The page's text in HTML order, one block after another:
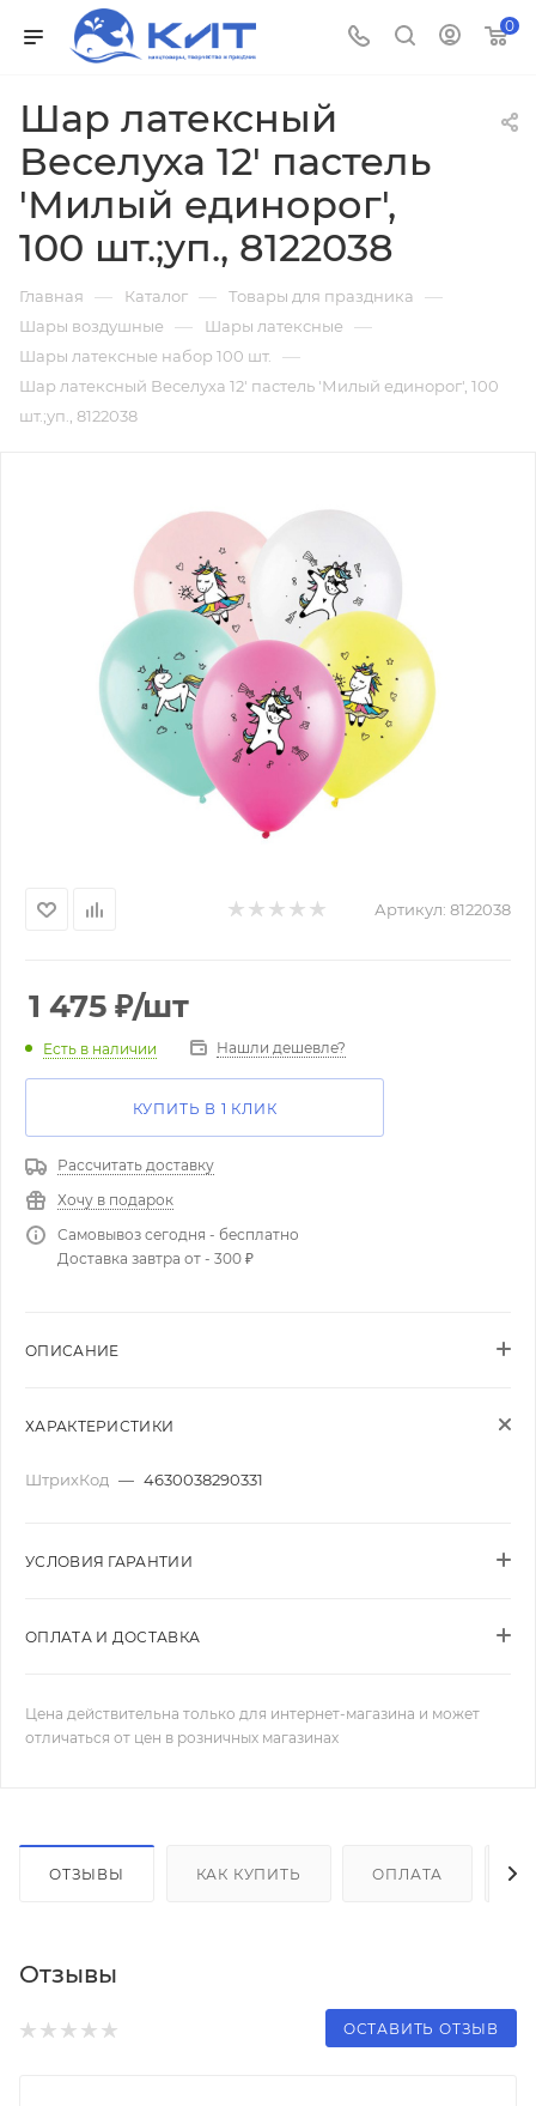
0
Шар латексный
Веселуха 12' пастель
'Милый единорог',
100 шт.;уп., 8122038
Главная — Каталог — Товары для праздника —
Шары воздушные — Шары латексные —
Шары латексные набор 100 шт. —
Шар латексный Веселуха 12' пастель 'Милый единорог', 100
шт.;уп., 8122038
Артикул: 8122038
1 475 ₽/шт
Есть в наличии Нашли дешевле?
КУПИТЬ В 1 КЛИК
Рассчитать доставку
Хочу в подарок
Самовывоз сегодня - бесплатно
Доставка завтра от - 300 ₽
ОПИСАНИЕ
ХАРАКТЕРИСТИКИ
ШтрихКод — 4630038290331
УСЛОВИЯ ГАРАНТИИ
ОПЛАТА И ДОСТАВКА
Цена действительна только для интернет-магазина и может
отличаться от цен в розничных магазинах
ОТЗЫВЫ КАК КУПИТЬ ОПЛАТА
Отзывы
ОСТАВИТЬ ОТЗЫВ